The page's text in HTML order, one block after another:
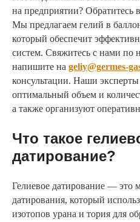
на предприятии? Обратитесь
Мы предлагаем гелий в
который обеспечит
систем. Свяжитесь с нами по
напишите на geliy@germes-
консультации. Наши
оптимальный объем и
а также организуют
Что такое
датирование?
Гелиевое датирование — это
датирования, который
изотопов урана и тория для